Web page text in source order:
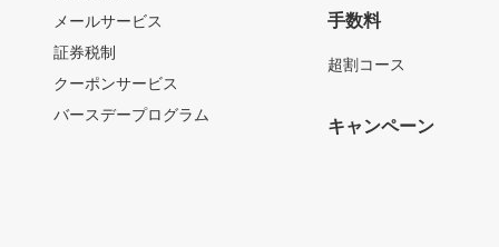
メールサービス
証券税制
クーポンサービス
バースデープログラム
手数料
超割コース
キャンペーン